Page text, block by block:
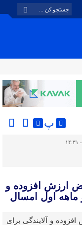
پ
عوارض ارزش افزوده و
ماهه اول امسال